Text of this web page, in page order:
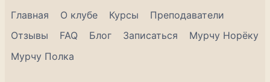
то знаешь В клубе есть возможность…
СЕНТЯБРЕ!
Главная О клубе Курсы
Преподаватели
Отзывы
FAQ Блог Записаться
Мурчу Норёку
Мурчу Полка